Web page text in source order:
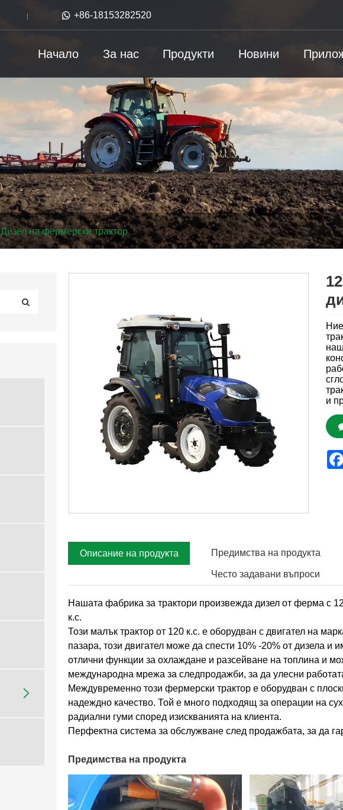
+86-18153282520
Начало За нас Продукти Новини
Дизел на фермерски трактор

и
Описание на продукта Предимства на продукта
Често задавани въпроси
Нашата фабрика за трактори произвежда дизел от ферма с
к.с.
Този малък трактор от 120 к.с. е оборудван с двигател на
пазара, този двигател може да спести 10% -20% от дизела
отлични функции за охлаждане и разсейване на топлина и
международна мрежа за следпродажби, за да улесни
Междувременно този фермерски трактор е оборудван с
надеждно качество. Той е много подходящ за операции на
радиални гуми според изискванията на клиента.
Перфектна система за обслужване след продажбата, за да
Предимства на продукта